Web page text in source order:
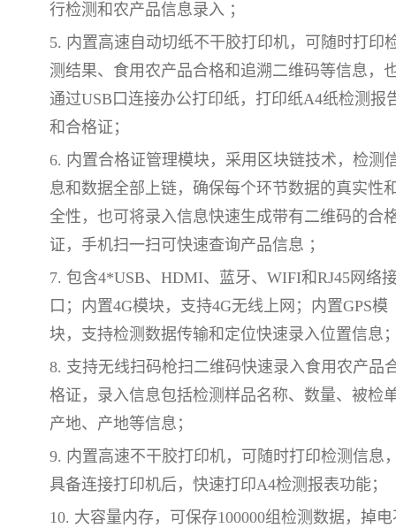
行检测和农产品信息录入 ；
5. 内置高速自动切纸不干胶打印机，可随时打印
测结果、食用农产品合格和追溯二维码等信息，
通过USB口连接办公打印纸，打印纸A4纸检测报
和合格证；
6. 内置合格证管理模块，采用区块链技术，检测
息和数据全部上链，确保每个环节数据的真实性
全性，也可将录入信息快速生成带有二维码的合
证，手机扫一扫可快速查询产品信息 ；
7. 包含4*USB、HDMI、蓝牙、WIFI和RJ45网络
口；内置4G模块，支持4G无线上网；内置GPS模
块，支持检测数据传输和定位快速录入位置信息
8. 支持无线扫码枪扫二维码快速录入食用农产品
格证，录入信息包括检测样品名称、数量、被检
产地、产地等信息；
9. 内置高速不干胶打印机，可随时打印检测信息
具备连接打印机后，快速打印A4检测报表功能；
10. 大容量内存，可保存100000组检测数据，掉